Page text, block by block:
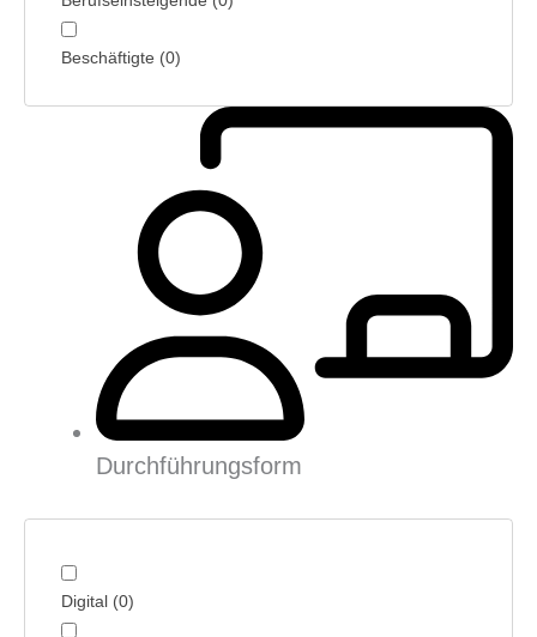
Beschäftigte (0)
Durchführungsform
Digital (0)